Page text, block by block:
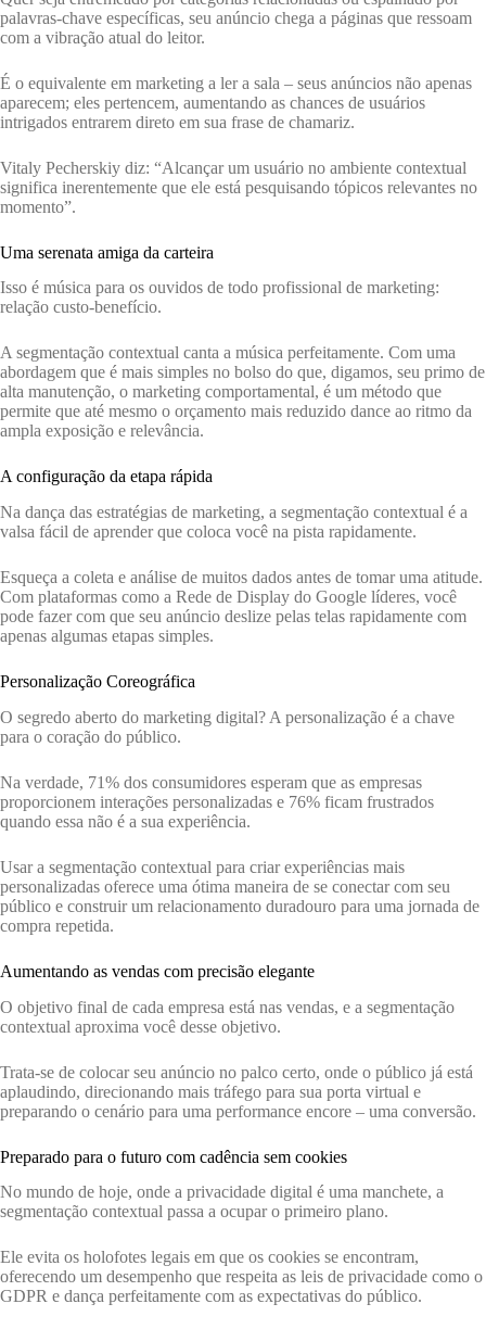
palavras-chave específicas, seu anúncio chega a páginas que ressoam
com a vibração atual do leitor.
É o equivalente em marketing a ler a sala – seus anúncios não apenas
aparecem; eles pertencem, aumentando as chances de usuários
intrigados entrarem direto em sua frase de chamariz.
Vitaly Pecherskiy diz: “Alcançar um usuário no ambiente contextual
significa inerentemente que ele está pesquisando tópicos relevantes no
momento”.
Uma serenata amiga da carteira
Isso é música para os ouvidos de todo profissional de marketing:
relação custo-benefício.
A segmentação contextual canta a música perfeitamente. Com uma
abordagem que é mais simples no bolso do que, digamos, seu primo de
alta manutenção, o marketing comportamental, é um método que
permite que até mesmo o orçamento mais reduzido dance ao ritmo da
ampla exposição e relevância.
A configuração da etapa rápida
Na dança das estratégias de marketing, a segmentação contextual é a
valsa fácil de aprender que coloca você na pista rapidamente.
Esqueça a coleta e análise de muitos dados antes de tomar uma atitude.
Com plataformas como a Rede de Display do Google líderes, você
pode fazer com que seu anúncio deslize pelas telas rapidamente com
apenas algumas etapas simples.
Personalização Coreográfica
O segredo aberto do marketing digital? A personalização é a chave
para o coração do público.
Na verdade, 71% dos consumidores esperam que as empresas
proporcionem interações personalizadas e 76% ficam frustrados
quando essa não é a sua experiência.
Usar a segmentação contextual para criar experiências mais
personalizadas oferece uma ótima maneira de se conectar com seu
público e construir um relacionamento duradouro para uma jornada de
compra repetida.
Aumentando as vendas com precisão elegante
O objetivo final de cada empresa está nas vendas, e a segmentação
contextual aproxima você desse objetivo.
Trata-se de colocar seu anúncio no palco certo, onde o público já está
aplaudindo, direcionando mais tráfego para sua porta virtual e
preparando o cenário para uma performance encore – uma conversão.
Preparado para o futuro com cadência sem cookies
No mundo de hoje, onde a privacidade digital é uma manchete, a
segmentação contextual passa a ocupar o primeiro plano.
Ele evita os holofotes legais em que os cookies se encontram,
oferecendo um desempenho que respeita as leis de privacidade como o
GDPR e dança perfeitamente com as expectativas do público.